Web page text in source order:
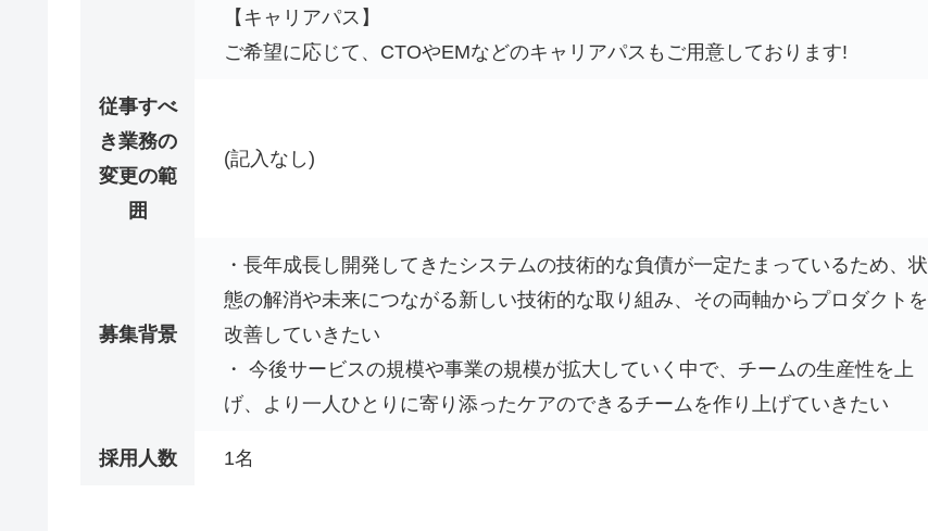
【キャリアパス】
ご希望に応じて、CTOやEMなどのキャリアパスもご用意しております!
従事すべ
き業務の
変更の範
囲
(記入なし)
募集背景
・長年成長し開発してきたシステムの技術的な負債が一定たまっているため、状
態の解消や未来につながる新しい技術的な取り組み、その両軸からプロダクトを
改善していきたい
・ 今後サービスの規模や事業の規模が拡大していく中で、チームの生産性を上
げ、より一人ひとりに寄り添ったケアのできるチームを作り上げていきたい
採用人数 1名